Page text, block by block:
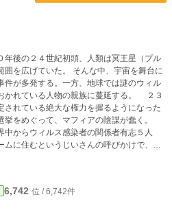
後の２４世紀初頭、人類は冥王星（プル
囲を広げていた。 そんな中、宇宙を舞台に
件が多発する。一方、地球では謎のウィル
かれている人物の親族に蔓延する。 ２３
されている絶大な権力を握るようになった
挙をめぐって、マフィアの陰謀が蠢く。
中からウィルス感染者の関係者有志５人
ムに住むというじいさんの呼びかけで、敵
剤を求めて冥王星へ旅立つ。 主人公カズ
高校１年生で、突然ウィルスに冒されたガ
リアを助けるため、両親に別れを告げて旅
、カンフーレディの美鈴、道化師のクリ
6,742 位 / 6,742件